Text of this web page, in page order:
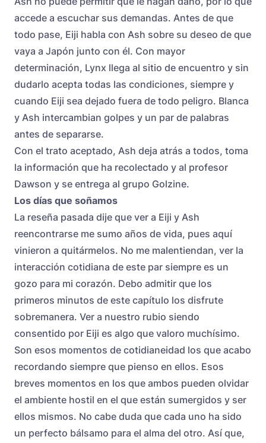
accede a escuchar sus demandas. Antes de que
todo pase, Eiji habla con Ash sobre su deseo de que
vaya a Japón junto con él. Con mayor
determinación, Lynx llega al sitio de encuentro y sin
dudarlo acepta todas las condiciones, siempre y
cuando Eiji sea dejado fuera de todo peligro. Blanca
y Ash intercambian golpes y un par de palabras
antes de separarse.
Con el trato aceptado, Ash deja atrás a todos, toma
la información que ha recolectado y al profesor
Dawson y se entrega al grupo Golzine.
Los días que soñamos
La reseña pasada dije que ver a Eiji y Ash
reencontrarse me sumo años de vida, pues aquí
vinieron a quitármelos. No me malentiendan, ver la
interacción cotidiana de este par siempre es un
gozo para mi corazón. Debo admitir que los
primeros minutos de este capítulo los disfrute
sobremanera. Ver a nuestro rubio siendo
consentido por Eiji es algo que valoro muchísimo.
Son esos momentos de cotidianeidad los que acabo
recordando siempre que pienso en ellos. Esos
breves momentos en los que ambos pueden olvidar
el ambiente hostil en el que están sumergidos y ser
ellos mismos. No cabe duda que cada uno ha sido
un perfecto bálsamo para el alma del otro. Así que,